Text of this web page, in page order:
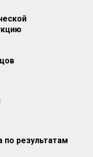
результатам